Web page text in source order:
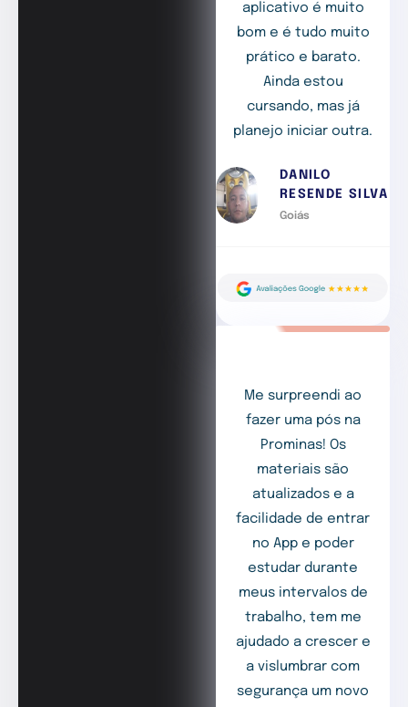
aplicativo é muito
bom e é tudo muito
prático e barato.
Ainda estou
cursando, mas já
planejo iniciar outra.
DANILO
RESENDE SILVA
Goiás
Me surpreendi ao
fazer uma pós na
Prominas! Os
materiais são
atualizados e a
facilidade de entrar
no App e poder
estudar durante
meus intervalos de
trabalho, tem me
ajudado a crescer e
a vislumbrar com
segurança um novo